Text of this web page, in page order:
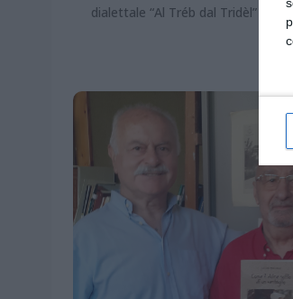
dialettale “Al Tréb dal Tridèl”